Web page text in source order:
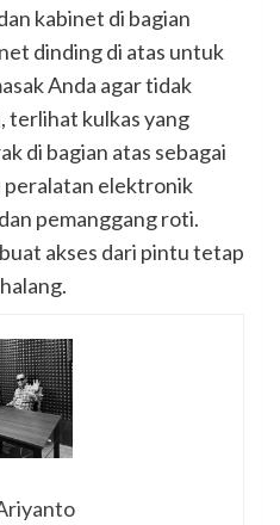
kabinet di bagian
dinding di atas untuk
Anda agar tidak
terlihat kulkas yang
di bagian atas sebagai
elektronik
pemanggang roti.
akses dari pintu tetap